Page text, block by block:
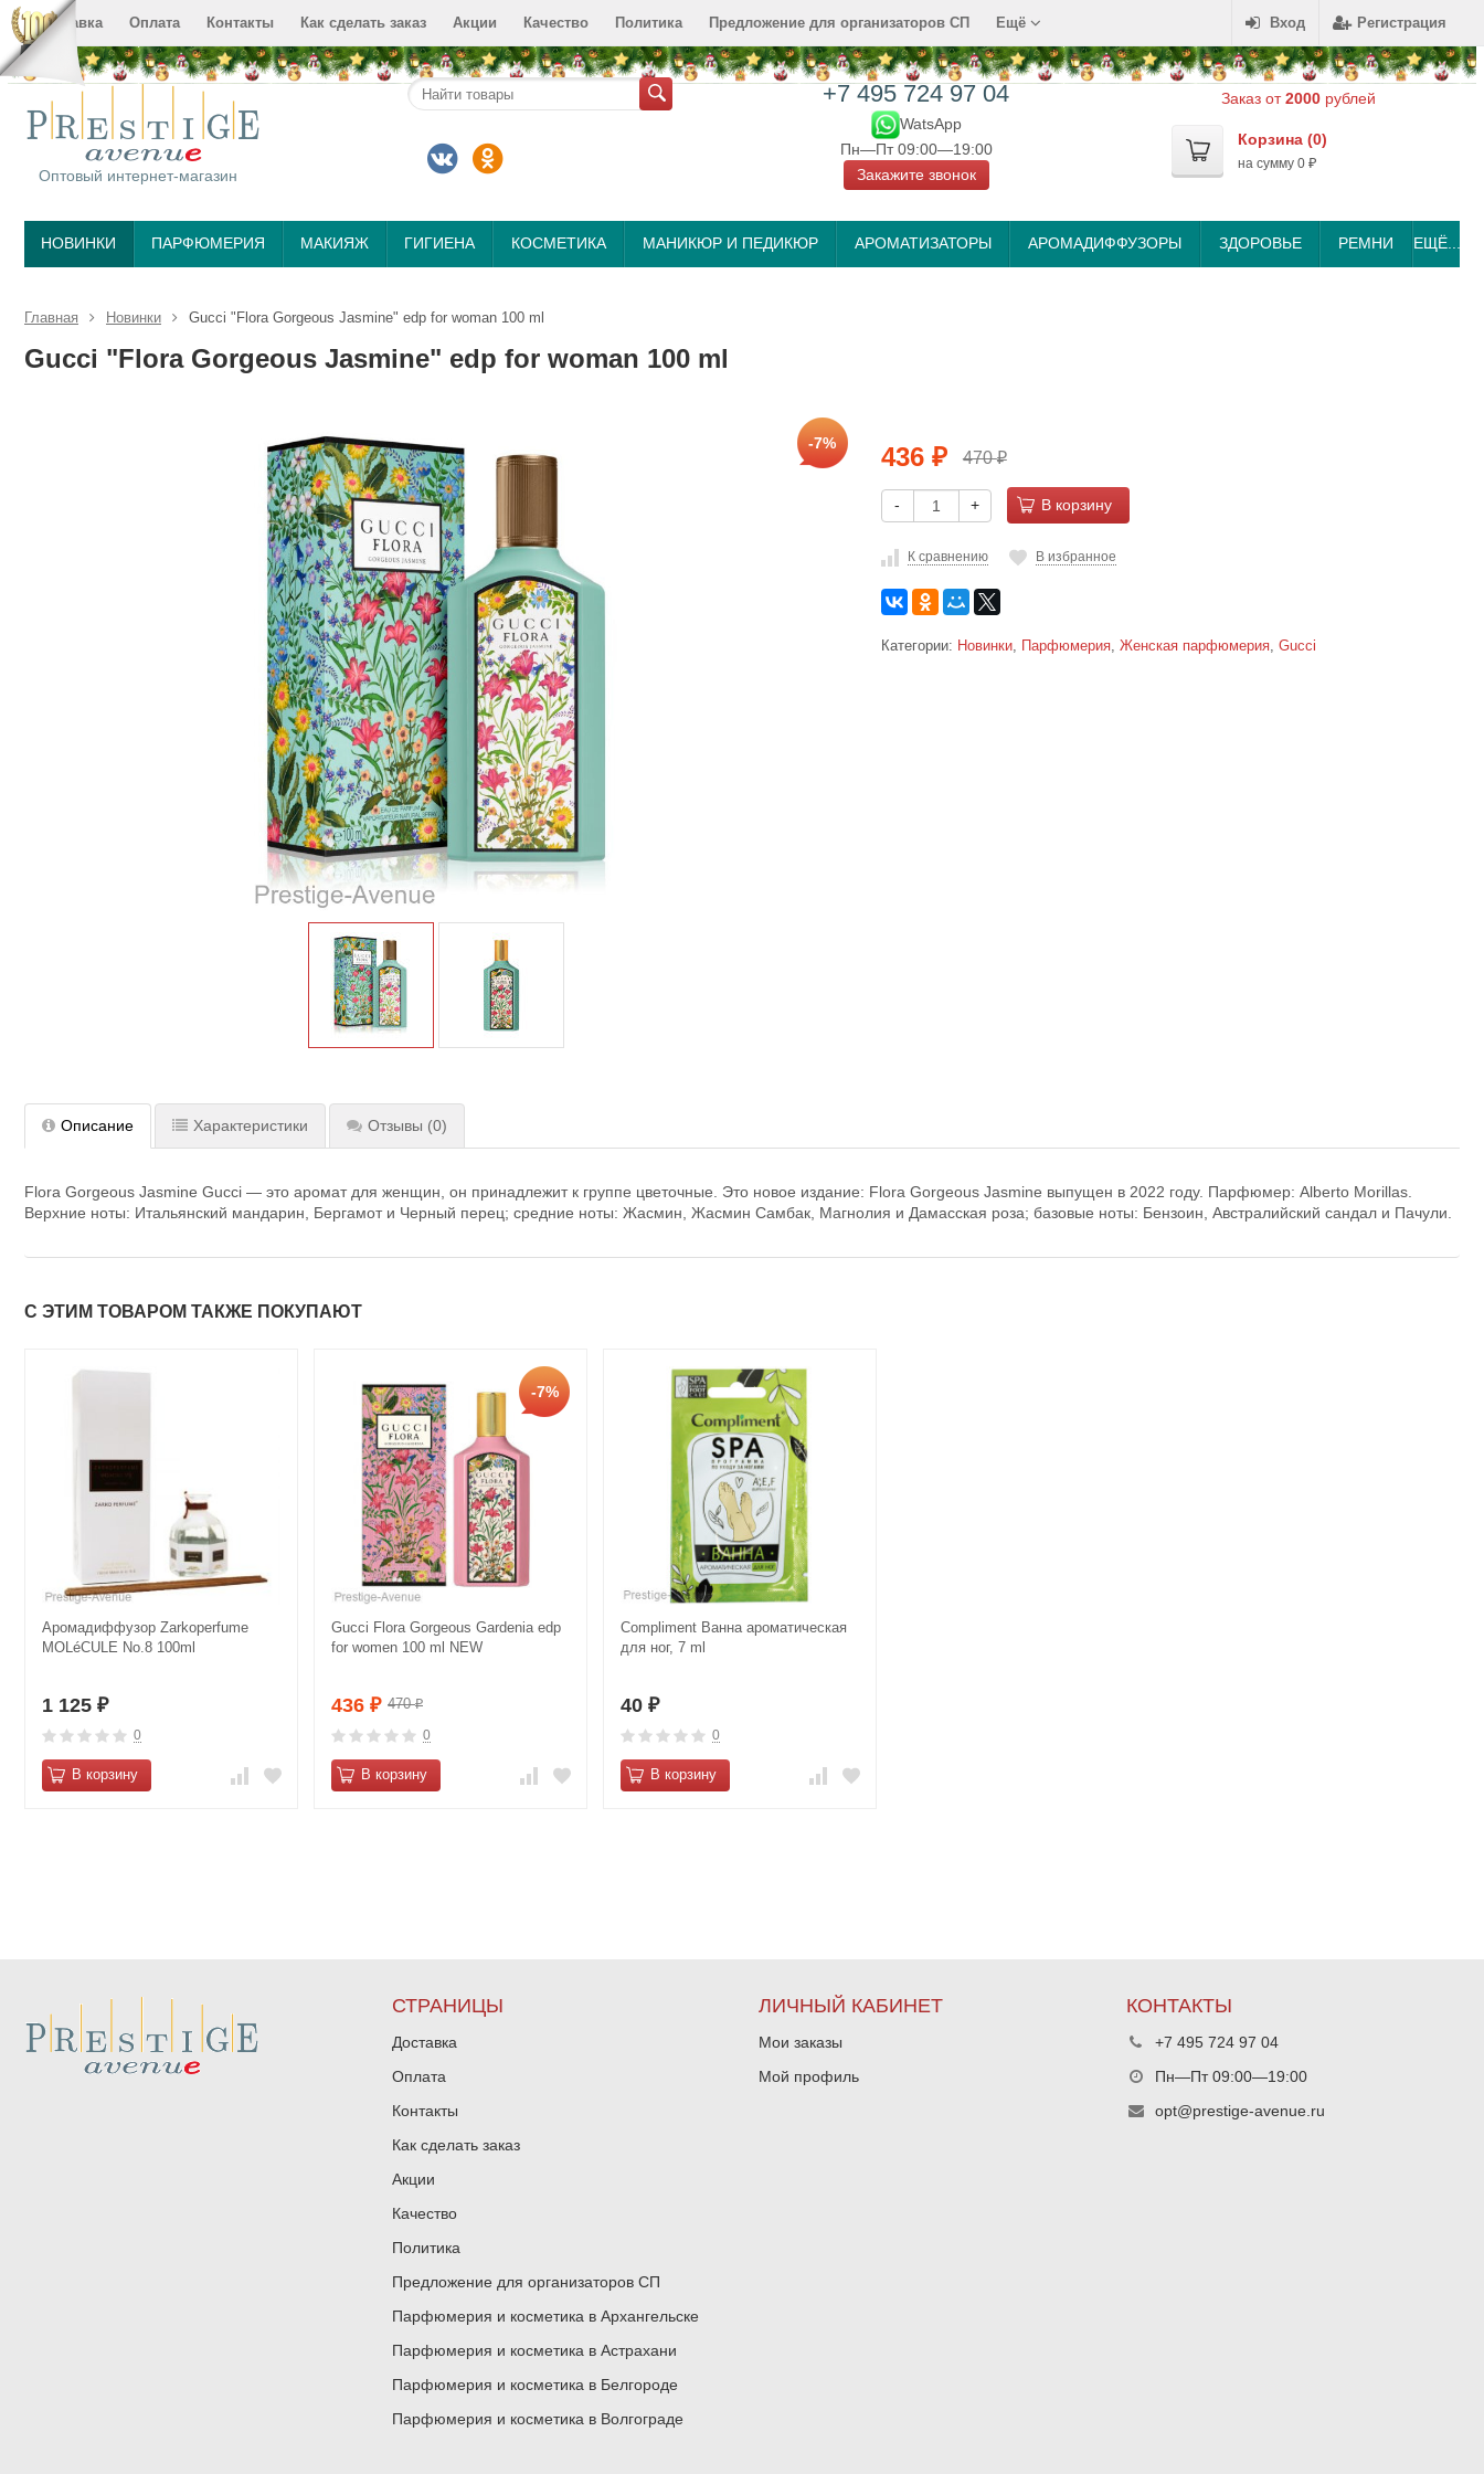
Вход Регистрация
Доставка Оплата Контакты Как сделать заказ Акции Качество Политика Предложение для организаторов СП Ещё
Оптовый интернет-магазин
+7 495 724 97 04
WatsApp
Пн—Пт 09:00—19:00
Закажите звонок
Заказ от2000 рублей
Корзина (0)
на сумму 0 ₽
НОВИНКИ ПАРФЮМЕРИЯ МАКИЯЖ ГИГИЕНА КОСМЕТИКА МАНИКЮР И ПЕДИКЮР АРОМАТИЗАТОРЫ АРОМАДИФФУЗОРЫ ЗДОРОВЬЕ РЕМНИ ЕЩЁ...
Главная Новинки Gucci "Flora Gorgeous Jasmine" edp for woman 100 ml
Gucci "Flora Gorgeous Jasmine" edp for woman 100 ml
-7% 436 ₽ 470₽
- + В корзину
К сравнению В избранное
Категории: Новинки, Парфюмерия, Женская парфюмерия, Gucci
Описание Характеристики Отзывы (0)
Flora Gorgeous Jasmine Gucci — это аромат для женщин, он принадлежит к группе цветочные. Это новое издание: Flora Gorgeous Jasmine выпущен в 2022 году. Парфюмер: Alberto Morillas.
Верхние ноты: Итальянский мандарин, Бергамот и Черный перец; средние ноты: Жасмин, Жасмин Самбак, Магнолия и Дамасская роза; базовые ноты: Бензоин, Австралийский сандал и Пачули.
С ЭТИМ ТОВАРОМ ТАКЖЕ ПОКУПАЮТ
Аромадиффузор Zarkoperfume
MOLéCULE No.8 100ml
1 125 ₽
0
В корзину
-7%
Gucci Flora Gorgeous Gardenia edp
for women 100 ml NEW
436 ₽ 470₽
0
В корзину
Compliment Ванна ароматическая
для ног, 7 ml
40 ₽
0
В корзину
СТРАНИЦЫ
Доставка
Оплата
Контакты
Как сделать заказ
Акции
Качество
Политика
Предложение для организаторов СП
Парфюмерия и косметика в Архангельске
Парфюмерия и косметика в Астрахани
Парфюмерия и косметика в Белгороде
Парфюмерия и косметика в Волгограде
ЛИЧНЫЙ КАБИНЕТ
Мои заказы
Мой профиль
КОНТАКТЫ
+7 495 724 97 04
Пн—Пт 09:00—19:00
opt@prestige-avenue.ru